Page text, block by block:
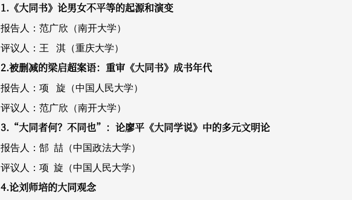
1.《大同书》论男女不平等的起源和演变
报告人：范广欣（南开大学）
评议人：王 淇（重庆大学）
2.被删减的梁启超案语：重审《大同书》成书年代
报告人：项 旋（中国人民大学）
评议人：范广欣（南开大学）
3.“大同者何？不同也”：论廖平《大同学说》中的多元文明论
报告人：郜 喆（中国政法大学）
评议人：项 旋（中国人民大学）
4.论刘师培的大同观念